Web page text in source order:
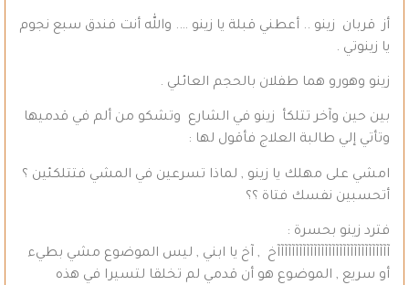
أز قربان زينو .. أعطني قبلة يا زينو …. والله أنت فندق سبع نجوم
يا زينوتي .
زينو وهورو هما طفلان بالحجم العائلي .
بين حين وآخر تتلكأ زينو في الشارع وتشكو من ألم في قدميها
وتأتي إلي طالبة العلاج فأقول لها :
امشي على مهلك يا زينو , لماذا تسرعين في المشي فتتلكئين ؟
أتحسبين نفسك فتاة ؟؟
فترد زينو بحسرة :
آآآآآآآآآآآآآآآآآآآآآآآآآآآآآآآخ , آخ يا ابني , ليس الموضوع مشي بطيء
أو سريع , الموضوع هو أن قدمي لم تخلقا لتسيرا في هذه